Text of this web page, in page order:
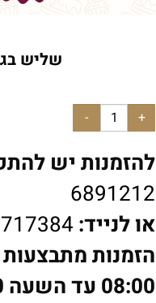
שליש
להזמנות יש
6891212
או לנייד:
הזמנות
08:00 עד השעה 15:00.